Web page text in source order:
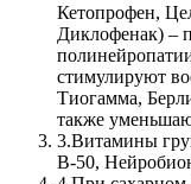
Кетопрофен,
Диклофенак) –
стимулируют
Тиогамма,
также
3.Витамины
В-50,